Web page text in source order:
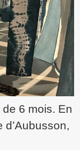
6 mois. En